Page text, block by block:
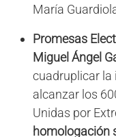
María
Promesas
Miguel Ángel
cuadruplicar la
alcanzar los
Unidas por
homologación